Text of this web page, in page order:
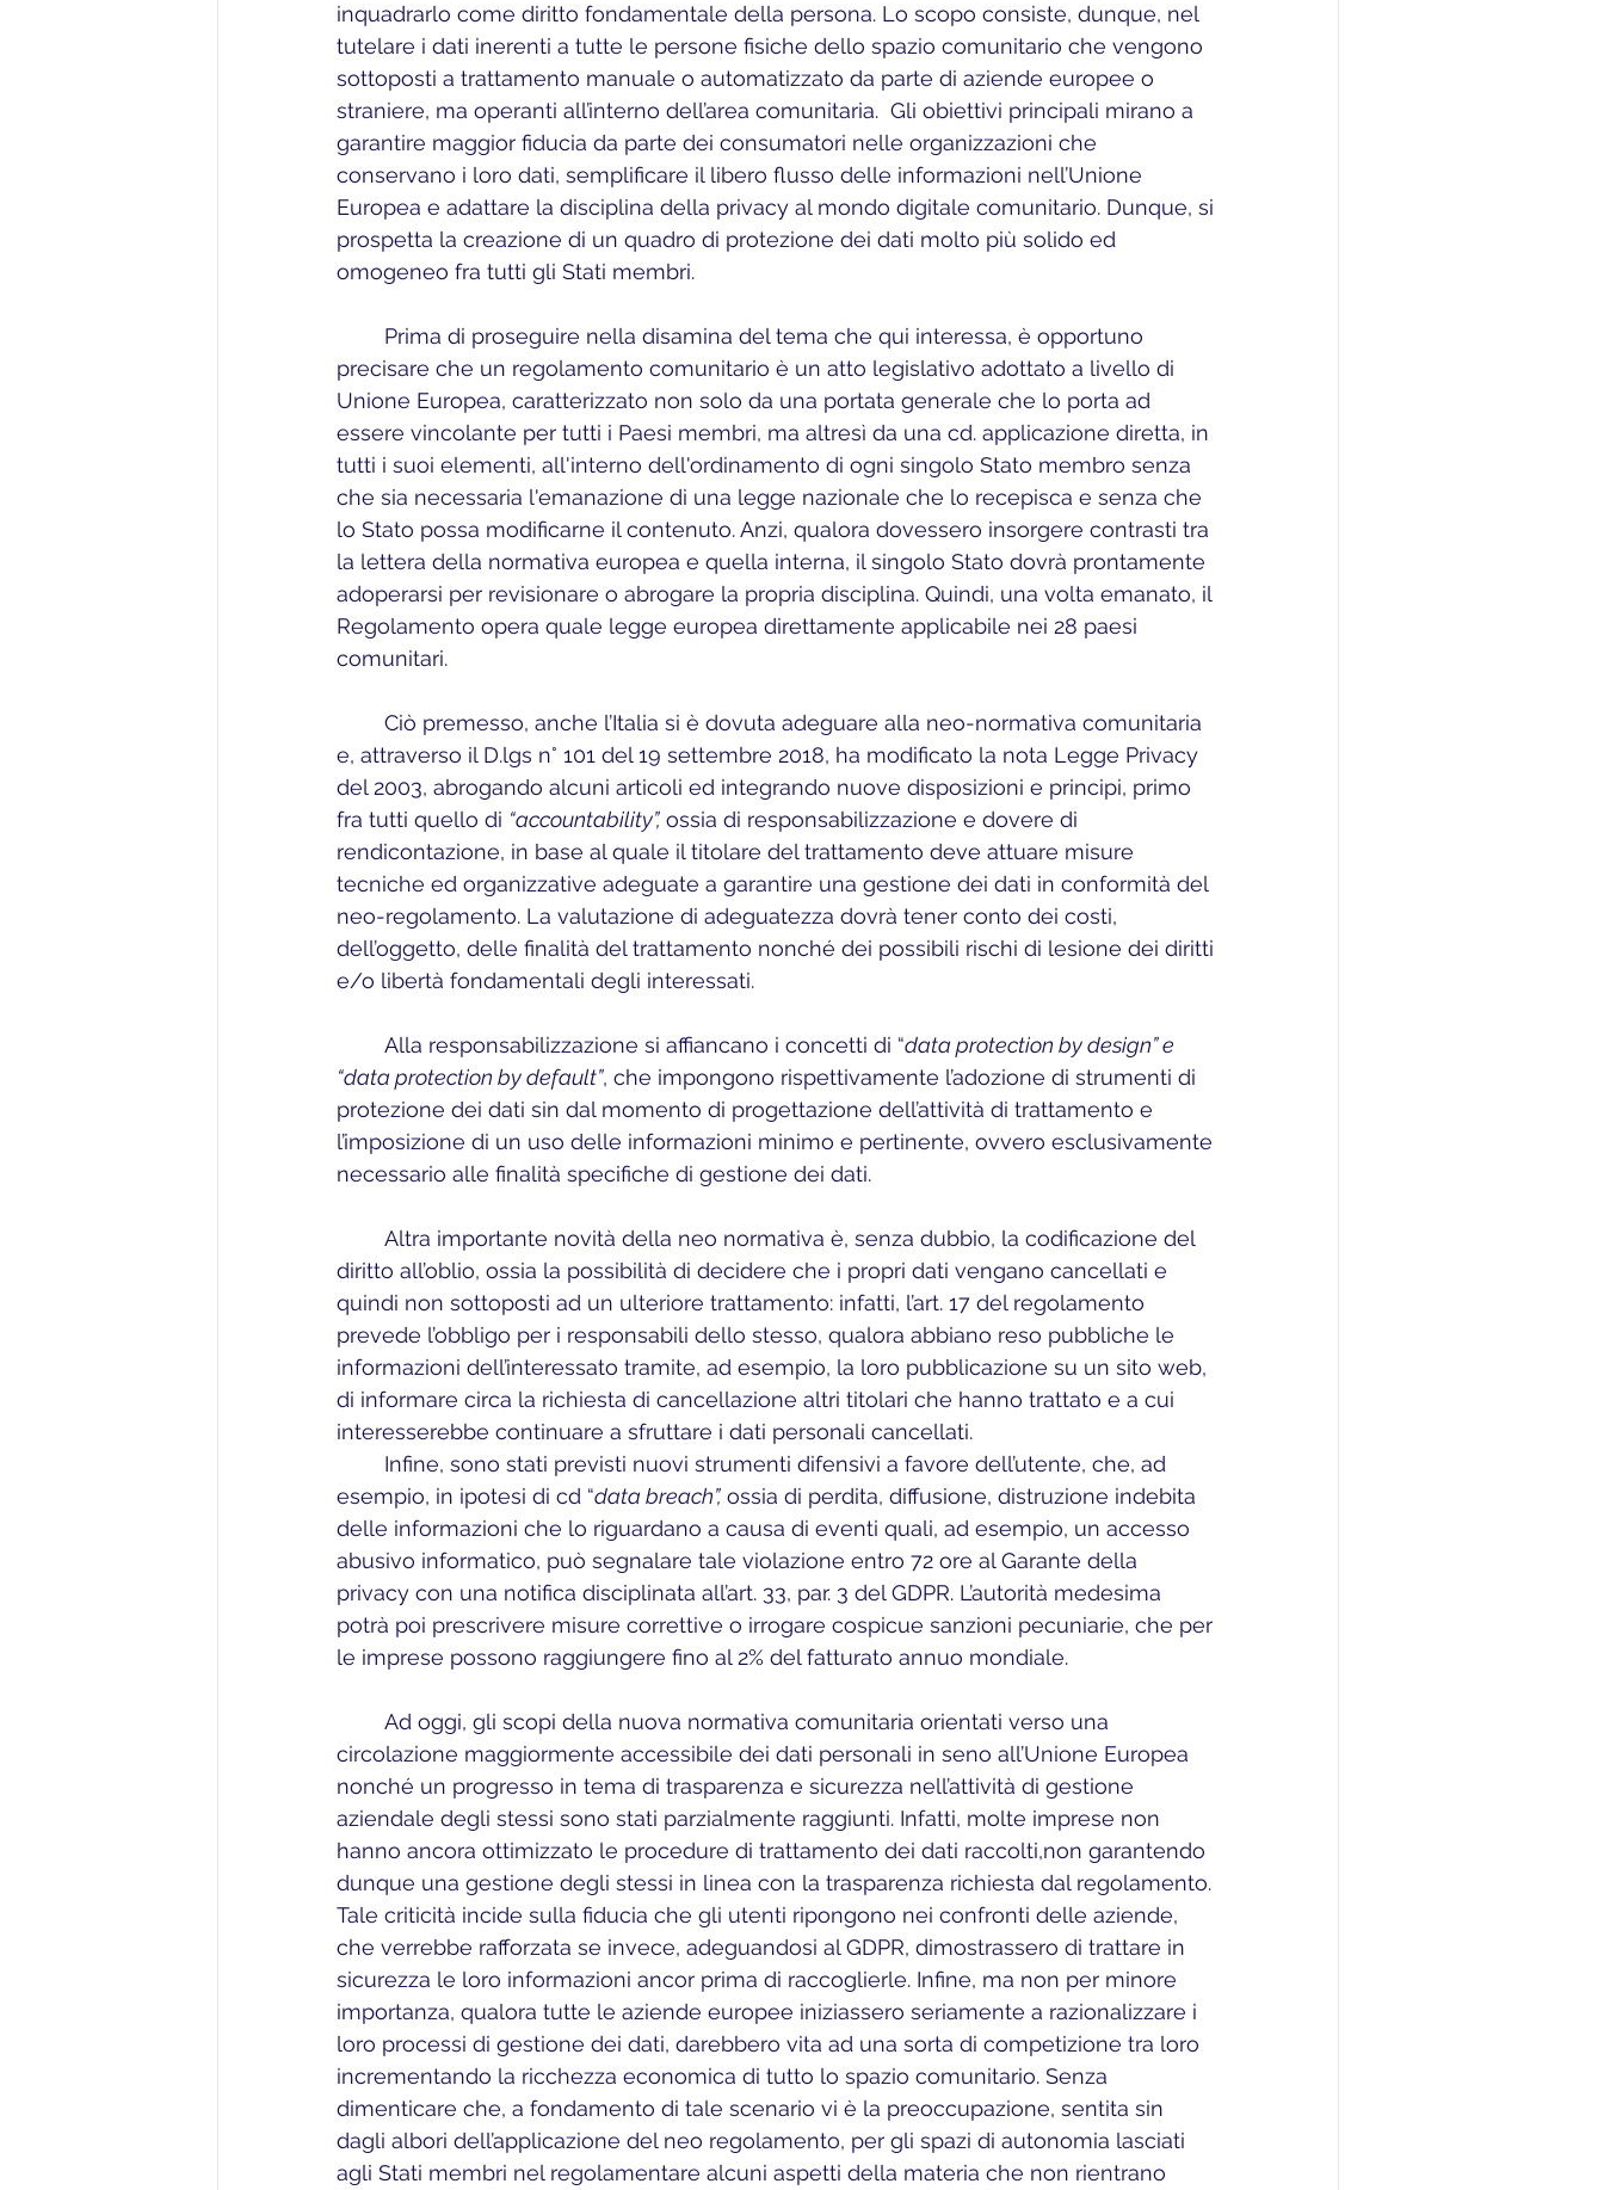
inquadrarlo come diritto fondamentale della persona. Lo scopo consiste, dunque, nel
tutelare i dati inerenti a tutte le persone fisiche dello spazio comunitario che vengono
sottoposti a trattamento manuale o automatizzato da parte di aziende europee o
straniere, ma operanti all’interno dell’area comunitaria.  Gli obiettivi principali mirano a
garantire maggior fiducia da parte dei consumatori nelle organizzazioni che
conservano i loro dati, semplificare il libero flusso delle informazioni nell’Unione
Europea e adattare la disciplina della privacy al mondo digitale comunitario. Dunque, si
prospetta la creazione di un quadro di protezione dei dati molto più solido ed
omogeneo fra tutti gli Stati membri.
precisare che un regolamento comunitario è un atto legislativo adottato a livello di
Unione Europea, caratterizzato non solo da una portata generale che lo porta ad
essere vincolante per tutti i Paesi membri, ma altresì da una cd. applicazione diretta, in
tutti i suoi elementi, all'interno dell'ordinamento di ogni singolo Stato membro senza
che sia necessaria l'emanazione di una legge nazionale che lo recepisca e senza che
lo Stato possa modificarne il contenuto. Anzi, qualora dovessero insorgere contrasti tra
la lettera della normativa europea e quella interna, il singolo Stato dovrà prontamente
adoperarsi per revisionare o abrogare la propria disciplina. Quindi, una volta emanato, il
Regolamento opera quale legge europea direttamente applicabile nei 28 paesi
comunitari.
e, attraverso il D.lgs n° 101 del 19 settembre 2018, ha modificato la nota Legge Privacy
del 2003, abrogando alcuni articoli ed integrando nuove disposizioni e principi, primo
fra tutti quello di “accountability”, ossia di responsabilizzazione e dovere di
rendicontazione, in base al quale il titolare del trattamento deve attuare misure
tecniche ed organizzative adeguate a garantire una gestione dei dati in conformità del
neo-regolamento. La valutazione di adeguatezza dovrà tener conto dei costi,
dell’oggetto, delle finalità del trattamento nonché dei possibili rischi di lesione dei diritti
e/o libertà fondamentali degli interessati.
	Alla responsabilizzazione si affiancano i concetti di “
data protection by design” e
“data protection by default”, che impongono rispettivamente l’adozione di strumenti di
protezione dei dati sin dal momento di progettazione dell’attività di trattamento e
l’imposizione di un uso delle informazioni minimo e pertinente, ovvero esclusivamente
necessario alle finalità specifiche di gestione dei dati.
diritto all’oblio, ossia la possibilità di decidere che i propri dati vengano cancellati e
quindi non sottoposti ad un ulteriore trattamento: infatti, l’art. 17 del regolamento
prevede l’obbligo per i responsabili dello stesso, qualora abbiano reso pubbliche le
informazioni dell’interessato tramite, ad esempio, la loro pubblicazione su un sito web,
di informare circa la richiesta di cancellazione altri titolari che hanno trattato e a cui
interesserebbe continuare a sfruttare i dati personali cancellati.
esempio, in ipotesi di cd “data breach”, ossia di perdita, diffusione, distruzione indebita
delle informazioni che lo riguardano a causa di eventi quali, ad esempio, un accesso
abusivo informatico, può segnalare tale violazione entro 72 ore al Garante della
privacy con una notifica disciplinata all’art. 33, par. 3 del GDPR. L’autorità medesima
potrà poi prescrivere misure correttive o irrogare cospicue sanzioni pecuniarie, che per
le imprese possono raggiungere fino al 2% del fatturato annuo mondiale.
circolazione maggiormente accessibile dei dati personali in seno all’Unione Europea
nonché un progresso in tema di trasparenza e sicurezza nell’attività di gestione
aziendale degli stessi sono stati parzialmente raggiunti. Infatti, molte imprese non
hanno ancora ottimizzato le procedure di trattamento dei dati raccolti,non garantendo
dunque una gestione degli stessi in linea con la trasparenza richiesta dal regolamento.
Tale criticità incide sulla fiducia che gli utenti ripongono nei confronti delle aziende,
che verrebbe rafforzata se invece, adeguandosi al GDPR, dimostrassero di trattare in
sicurezza le loro informazioni ancor prima di raccoglierle. Infine, ma non per minore
importanza, qualora tutte le aziende europee iniziassero seriamente a razionalizzare i
loro processi di gestione dei dati, darebbero vita ad una sorta di competizione tra loro
incrementando la ricchezza economica di tutto lo spazio comunitario. Senza
dimenticare che, a fondamento di tale scenario vi è la preoccupazione, sentita sin
dagli albori dell’applicazione del neo regolamento, per gli spazi di autonomia lasciati
agli Stati membri nel regolamentare alcuni aspetti della materia che non rientrano